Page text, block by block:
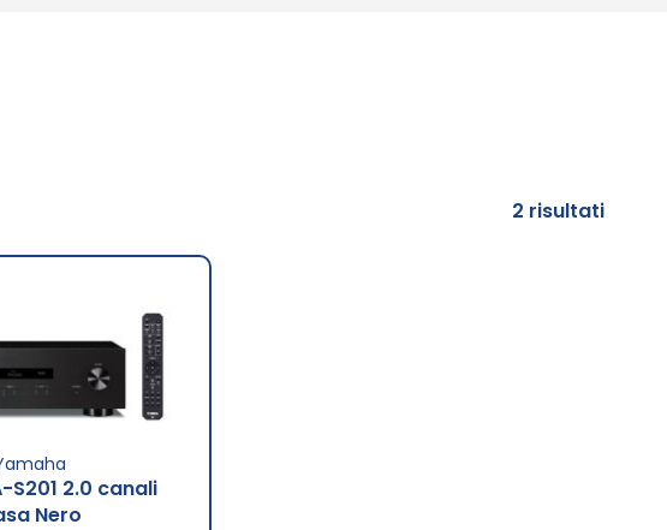
2 risultati
S201 2.0 canali
Nero